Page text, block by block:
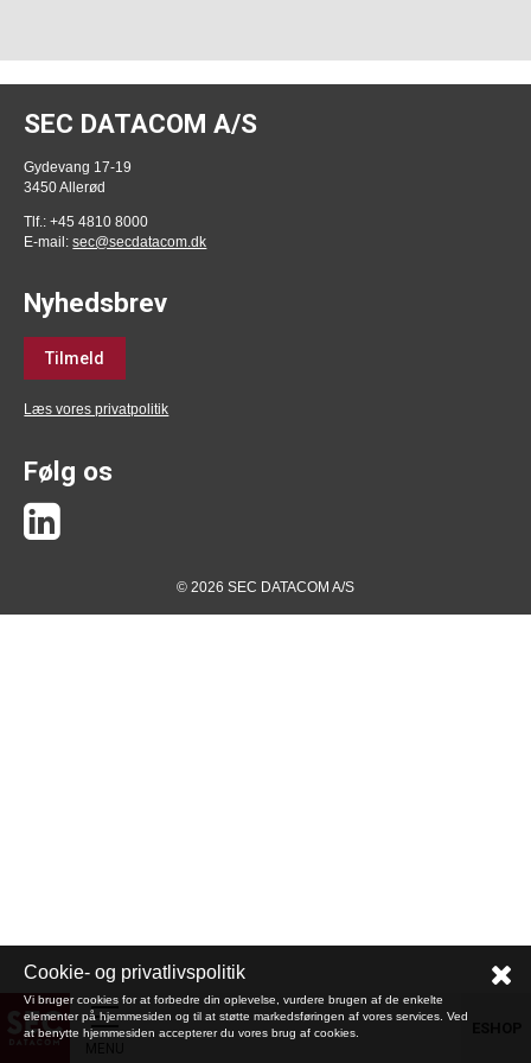
SEC DATACOM A/S
Gydevang 17-19
3450 Allerød
Tlf.: +45 4810 8000
E-mail:sec@secdatacom.dk
Nyhedsbrev
Tilmeld
Læs vores privatpolitik
Følg os
© 2026 SEC DATACOM A/S
Cookie- og privatlivspolitik
Vi bruger cookies for at forbedre din oplevelse, vurdere brugen af de enkelte
elementer på hjemmesiden og til at støtte markedsføringen af vores services. Ved
at benytte hjemmesiden accepterer du vores brug af cookies.